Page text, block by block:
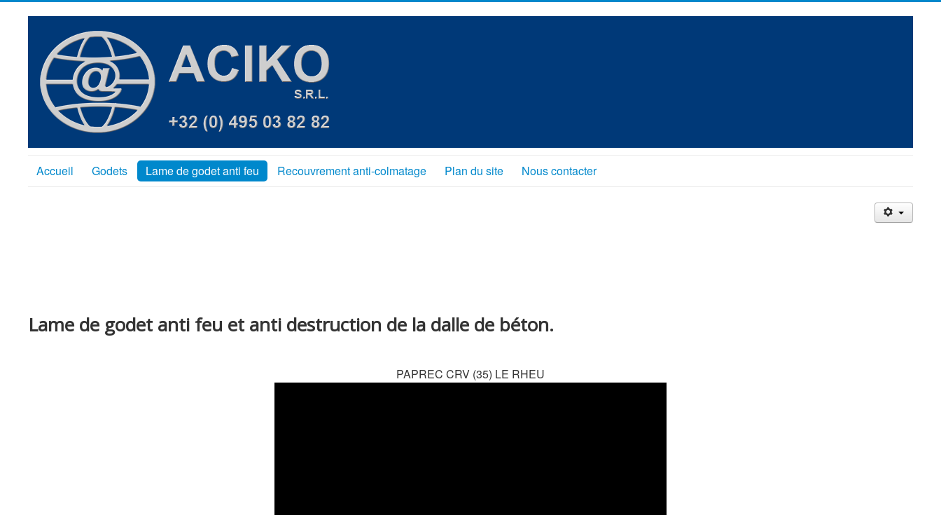
Accueil Godets Lame de godet anti feu Recouvrement anti-colmatage Plan du site Nous contacter
Lame de godet anti feu et anti destruction de la dalle de béton.
PAPREC CRV (35) LE RHEU